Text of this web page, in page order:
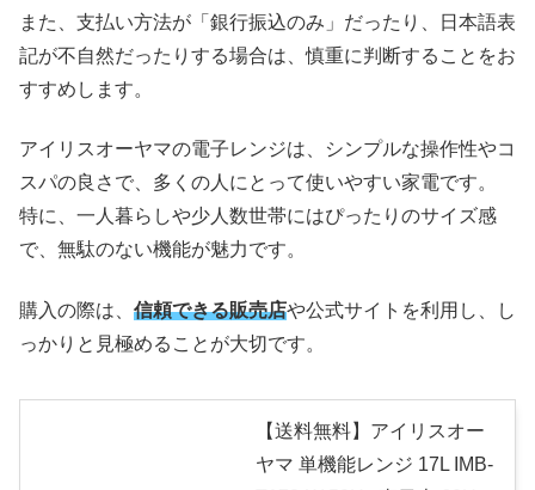
また、支払い方法が「銀行振込のみ」だったり、日本語表
記が不自然だったりする場合は、慎重に判断することをお
すすめします。
アイリスオーヤマの電子レンジは、シンプルな操作性やコ
スパの良さで、多くの人にとって使いやすい家電です。
特に、一人暮らしや少人数世帯にはぴったりのサイズ感
で、無駄のない機能が魅力です。
購入の際は、 信頼できる販売店や公式サイトを利用し、し
っかりと見極めることが大切です。
【送料無料】アイリスオー
ヤマ 単機能レンジ 17L IMB-